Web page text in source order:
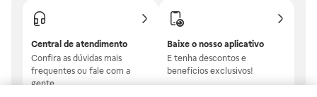
Central de atendimento
Confira as dúvidas mais
frequentes ou fale com a
gente.
Baixe o nosso aplicativo
E tenha descontos e
benefícios exclusivos!